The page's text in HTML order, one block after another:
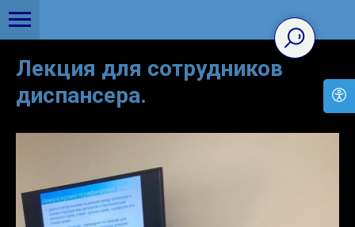
Лекция для сотрудников
диспансера.